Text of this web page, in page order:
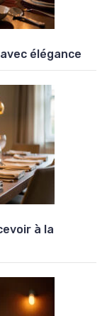
élégance
à la